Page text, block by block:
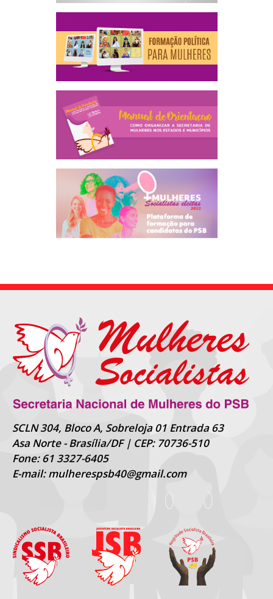
SCLN 304, Bloco A, Sobreloja 01 Entrada 63
Asa Norte - Brasília/DF | CEP: 70736-510
Fone: 61 3327-6405
E-mail: mulherespsb40@gmail.com